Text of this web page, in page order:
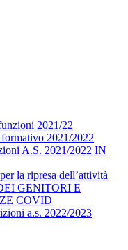
2021/22
2021/2022
A.S. 2021/2022 IN
la ripresa dell’attività
GENITORI E
COVID
a.s. 2022/2023